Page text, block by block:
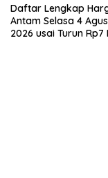
Daftar Lengkap
Antam Selasa 4
2026 usai Turun Rp7